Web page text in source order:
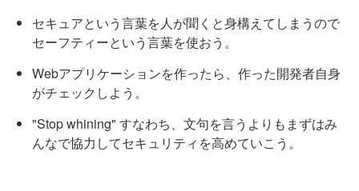
セキュアという言葉を人が聞くと身構えてしまうので
セーフティーという言葉を使おう。
Webアプリケーションを作ったら、作った開発者自身
がチェックしよう。
"Stop whining" すなわち、文句を言うよりもまずはみ
んなで協力してセキュリティを高めていこう。